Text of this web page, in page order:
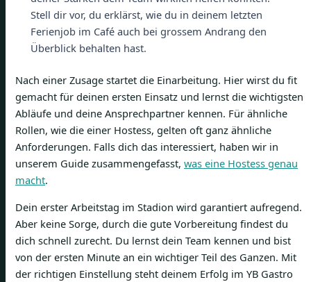
Stell dir vor, du erklärst, wie du in deinem letzten
Ferienjob im Café auch bei grossem Andrang den
Überblick behalten hast.
Nach einer Zusage startet die Einarbeitung. Hier wirst du fit
gemacht für deinen ersten Einsatz und lernst die wichtigsten
Abläufe und deine Ansprechpartner kennen. Für ähnliche
Rollen, wie die einer Hostess, gelten oft ganz ähnliche
Anforderungen. Falls dich das interessiert, haben wir in
unserem Guide zusammengefasst, was eine Hostess genau
macht.
Dein erster Arbeitstag im Stadion wird garantiert aufregend.
Aber keine Sorge, durch die gute Vorbereitung findest du
dich schnell zurecht. Du lernst dein Team kennen und bist
von der ersten Minute an ein wichtiger Teil des Ganzen. Mit
der richtigen Einstellung steht deinem Erfolg im YB Gastro